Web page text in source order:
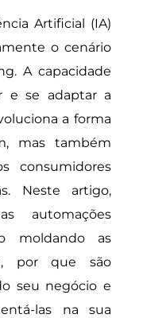
Artificial (IA)
o cenário
A capacidade
e se adaptar a
a forma
mas também
consumidores
Neste artigo,
automações
moldando as
por que são
seu negócio e
las na sua